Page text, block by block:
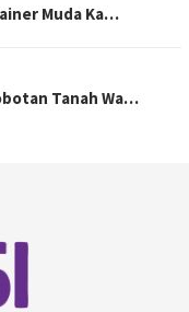
Muda Ka…
Tanah Wa…